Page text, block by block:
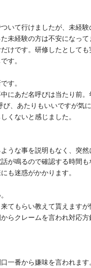
いて行けましたが、未経
未経験の方は不安になっ
けです。研修したとして
す。
す。
にあだ名呼びは当たり前
び、あたりもいいですが気
くないと感じました。
うな事を説明もなく、突
が鳴るので確認する時間
も迷惑がかかります。
てもらい教えて貰えます
らクレームを言われ対応
一番から嫌味を言われま